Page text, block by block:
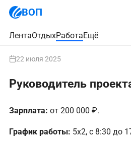
ВОП
ЛентаОтдыхРаботаЕщё
22 июля 2025
Руководитель
Зарплата: от 200 000 ₽.
График работы: 5х2, с 8:30 до